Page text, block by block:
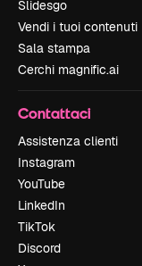
Slidesgo
Vendi i tuoi contenuti
Sala stampa
Cerchi magnific.ai
Contattaci
Assistenza clienti
Instagram
YouTube
LinkedIn
TikTok
Discord